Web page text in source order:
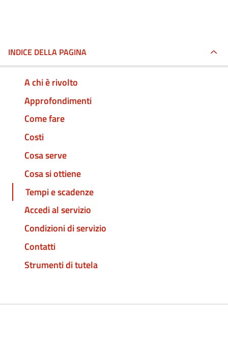
INDICE DELLA PAGINA
A chi è rivolto
Approfondimenti
Come fare
Costi
Cosa serve
Cosa si ottiene
Tempi e scadenze
Accedi al servizio
Condizioni di servizio
Contatti
Strumenti di tutela